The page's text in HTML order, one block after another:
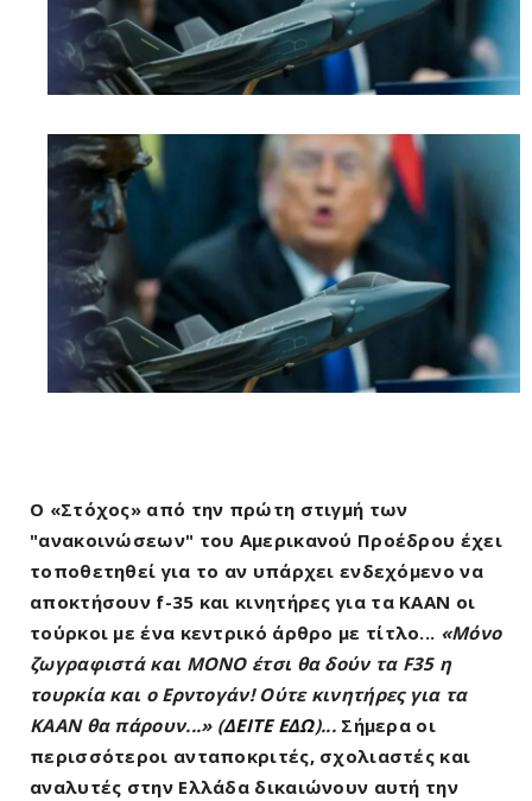
O «Στόχος» από την πρώτη στιγμή των
"ανακοινώσεων" του Αμερικανού Προέδρου έχει
τοποθετηθεί για το αν υπάρχει ενδεχόμενο να
αποκτήσουν f-35 και κινητήρες για τα ΚΑΑΝ οι
τούρκοι με ένα κεντρικό άρθρο με τίτλο... «Μόνο
ζωγραφιστά και ΜΟΝΟ έτσι θα δούν τα F35 η
τουρκία και ο Ερντογάν! Ούτε κινητήρες για τα
ΚΑΑΝ θα πάρουν...» (ΔΕΙΤΕ ΕΔΩ)...Σήμερα οι
περισσότεροι ανταποκριτές, σχολιαστές και
αναλυτές στην Ελλάδα δικαιώνουν αυτή την